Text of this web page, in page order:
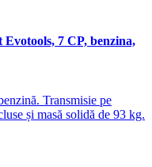
7 CP, benzina,
Transmisie pe
și masă solidă de 93 kg.